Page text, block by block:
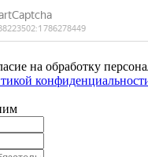
на обработку